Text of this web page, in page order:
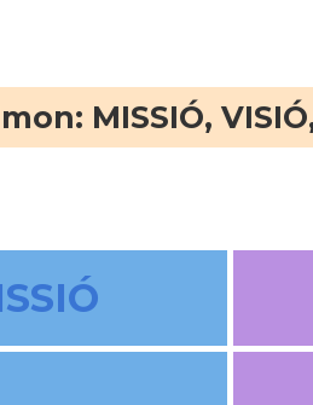
MISSIÓ,